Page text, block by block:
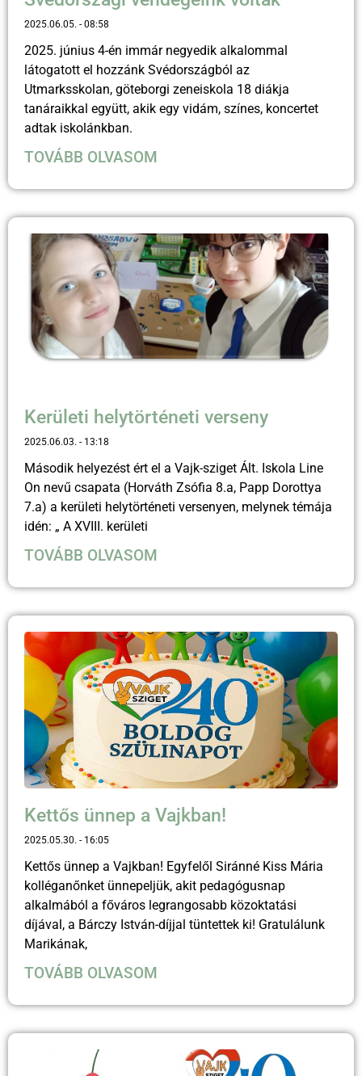
2025.06.05. 08:58
2025. június 4-én immár negyedik alkalommal
látogatott el hozzánk Svédországból az
Utmarksskolan, göteborgi zeneiskola 18 diákja
tanáraikkal együtt, akik egy vidám, színes, koncertet
adtak iskolánkban.
TOVÁBB OLVASOM
Kerületi helytörténeti verseny
2025.06.03. 13:18
Második helyezést ért el a Vajk-sziget Ált. Iskola Line
On nevű csapata (Horváth Zsófia 8.a, Papp Dorottya
7.a) a kerületi helytörténeti versenyen, melynek témája
idén: „ A XVIII. kerületi
TOVÁBB OLVASOM
Kettős ünnep a Vajkban!
2025.05.30. 16:05
Kettős ünnep a Vajkban! Egyfelől Siránné Kiss Mária
kolléganőnket ünnepeljük, akit pedagógusnap
alkalmából a főváros legrangosabb közoktatási
díjával, a Bárczy István-díjjal tüntettek ki! Gratulálunk
Marikának,
TOVÁBB OLVASOM